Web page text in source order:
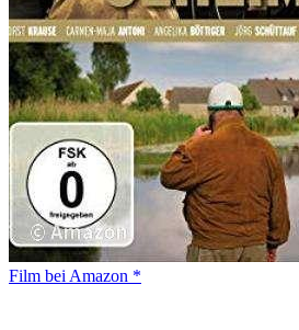
Film bei Amazon *